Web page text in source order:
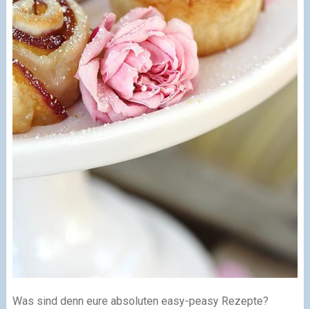
Was sind denn eure absoluten easy-peasy Rezepte?